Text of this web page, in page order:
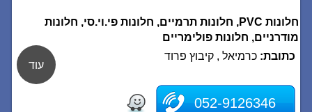
חלונות PVC, חלונות תרמיים, חלונות פי.וי.סי, חלונות
מודרניים, חלונות פולימריים
כתובת: כרמיאל , קיבוץ פרוד
052-9126346
עוד